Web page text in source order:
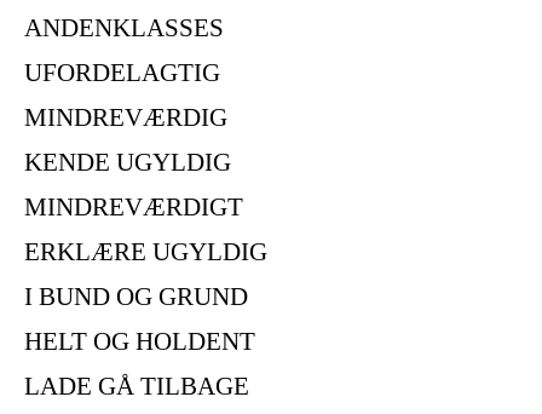
ANDENKLASSES
UFORDELAGTIG
MINDREVÆRDIG
KENDE UGYLDIG
MINDREVÆRDIGT
ERKLÆRE UGYLDIG
I BUND OG GRUND
HELT OG HOLDENT
LADE GÅ TILBAGE